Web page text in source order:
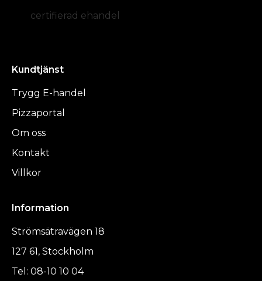
certifierad ehandel
Kundtjänst
Trygg E-handel
Pizzaportal
Om oss
Kontakt
Villkor
Information
Strömsätravägen 18
127 61, Stockholm
Tel: 08-10 10 04